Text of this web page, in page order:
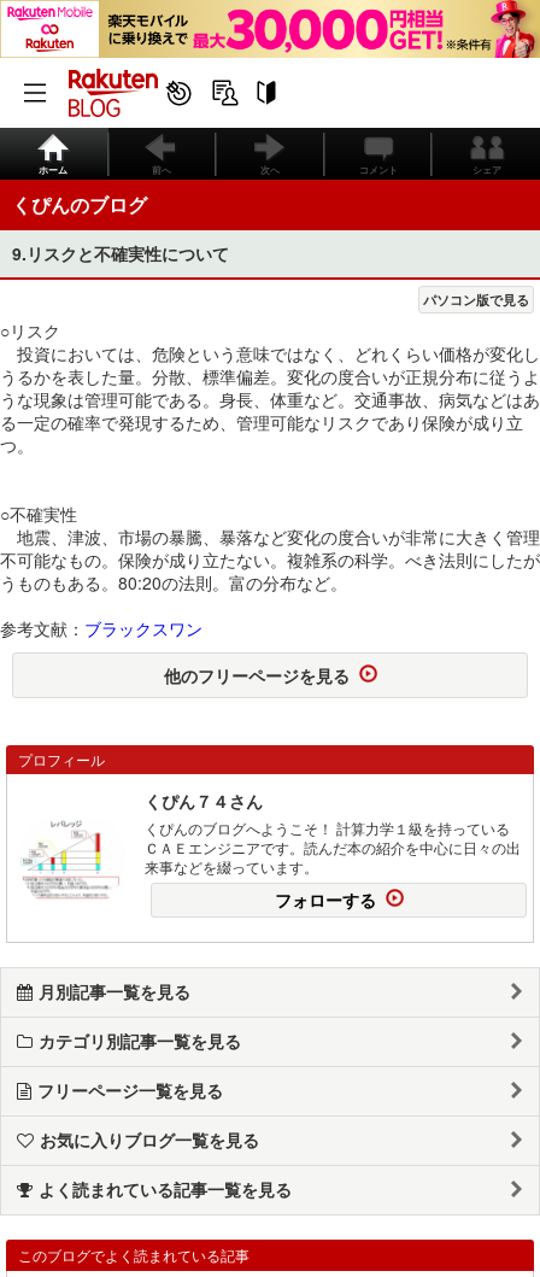
ホーム 前へ 次へ コメント シェア
くぴんのブログ
9.リスクと不確実性について
パソコン版で見る
○リスク
投資においては、危険という意味ではなく、どれくらい価格が変化し
うるかを表した量。分散、標準偏差。変化の度合いが正規分布に従うよ
うな現象は管理可能である。身長、体重など。交通事故、病気などはあ
る一定の確率で発現するため、管理可能なリスクであり保険が成り立
つ。
○不確実性
地震、津波、市場の暴騰、暴落など変化の度合いが非常に大きく管理
不可能なもの。保険が成り立たない。複雑系の科学。べき法則にしたが
うものもある。80:20の法則。富の分布など。
参考文献： ブラックスワン
他のフリーページを見る
プロフィール
くぴん７４さん
くぴんのブログへようこそ！ 計算力学１級を持っている
ＣＡＥエンジニアです。読んだ本の紹介を中心に日々の出
来事などを綴っています。
フォローする
月別記事一覧を見る
カテゴリ別記事一覧を見る
フリーページ一覧を見る
お気に入りブログ一覧を見る
よく読まれている記事一覧を見る
このブログでよく読まれている記事